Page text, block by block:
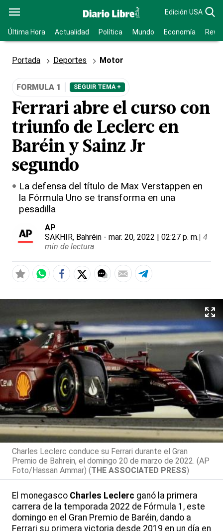
Edición USA
Última Hora Actualidad Política Mundo Economía
Portada Deportes Motor
FORMULA 1 SEGUIR TEMA +
Ferrari abre el curso con
triunfo de Leclerc en
Baréin y Sainz Jr
segundo
La defensa del título de Max Verstappen en
la Fórmula Uno se transforma en una
pesadilla
AP
SAKHIR, Bahréin - mar. 20, 2022 | 02:27 p. m.| 4
min de lectura
Charles Leclerc conduce su Ferrari durante el Gran
Premio de Bahrein, el domingo 20 de marzo de 2022. (AP
Foto/Hassan Ammar) (THE ASSOCIATED PRESS)
El monegasco Charles Leclerc ganó la primera
carrera de la temporada 2022 de Fórmula 1, este
domingo en el Gran Premio de Baréin, dando a
Ferrari su primera victoria desde 2019 en un día en